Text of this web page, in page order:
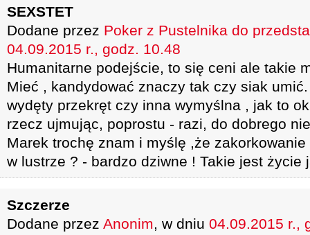
SEXSTET
Dodane przez Poker z Pustelnika do
04.09.2015 r., godz. 10.48
Humanitarne podejście, to się ceni ale takie
Mieć , kandydować znaczy tak czy siak
wydęty przekręt czy inna wymyślna , jak to
rzecz ujmując, poprostu - razi, do dobrego
Marek trochę znam i myślę ,że
w lustrze ? - bardzo dziwne ! Takie jest życie
Szczerze
Dodane przez Anonim, w dniu 04.09.2015 r.,